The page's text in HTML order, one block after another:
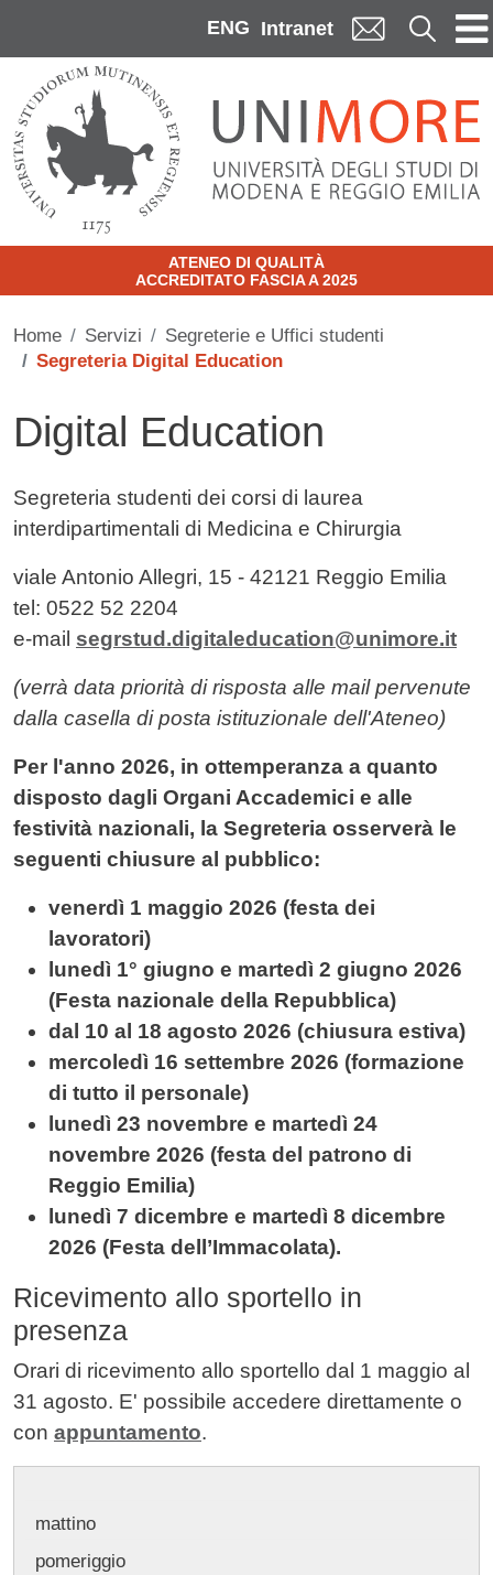
ENG Intranet Cerca
ATENEO DI QUALITÀ
ACCREDITATO FASCIA A 2025
Home Servizi
Segreterie e Uffici studenti
Segreteria Digital Education
Digital Education
Contenuto
Segreteria studenti dei corsi di laurea
interdipartimentali di Medicina e Chirurgia
viale Antonio Allegri, 15 - 42121 Reggio Emilia
tel: 0522 52 2204
e-mail segrstud.digitaleducation@unimore.it
(verrà data priorità di risposta alle mailpervenute
dalla casella di posta istituzionale dell'Ateneo)
Per l'anno 2026, in ottemperanza a quanto
disposto dagli Organi Accademici e alle
festività nazionali, la Segreteria osserverà le
seguenti chiusure al pubblico:
venerdì 1 maggio 2026 (festa dei
lavoratori)
lunedì 1° giugno e martedì 2 giugno 2026
(Festa nazionale della Repubblica)
dal 10 al 18 agosto 2026 (chiusura estiva)
mercoledì 16 settembre 2026 (formazione
di tutto il personale)
lunedì 23 novembre e martedì 24
novembre 2026 (festa del patrono di
Reggio Emilia)
lunedì 7 dicembre e martedì 8 dicembre
2026 (Festa dell’Immacolata).
Ricevimento allo sportello in
presenza
Orari di ricevimento allo sportello dal 1 maggio al
31 agosto. E' possibile accedere direttamente o
con appuntamento.
mattino
pomeriggio